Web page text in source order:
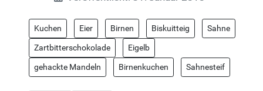
Kuchen Eier Birnen Biskuitteig Sahne
Zartbitterschokolade Eigelb
gehackte Mandeln Birnenkuchen Sahnesteif